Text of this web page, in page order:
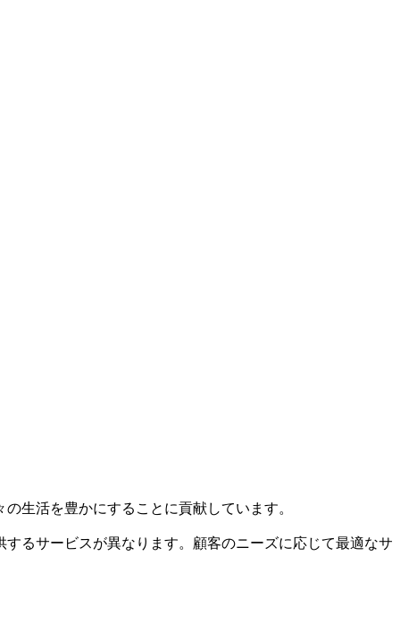
生活を豊かにすることに貢献しています。
るサービスが異なります。顧客のニーズに応じて最適なサ